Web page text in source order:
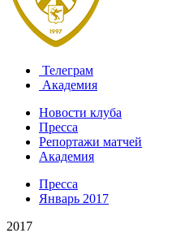
Телеграм
Академия
Новости клуба
Пресса
Репортажи матчей
Академия
Пресса
Январь 2017
2017